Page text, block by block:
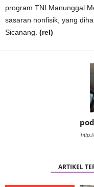
program TNI Manunggal
sasaran nonfisik, yang
Sicanang. (rel)
ARTIKEL